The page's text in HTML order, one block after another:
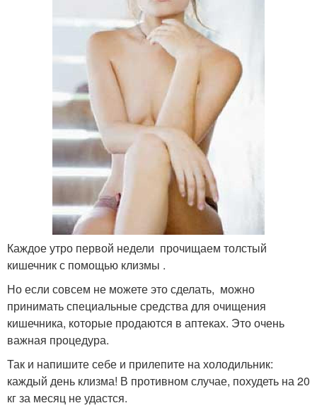
Каждое утро первой недели прочищаем толстый
кишечник с помощью клизмы .
Но если совсем не можете это сделать, можно
принимать специальные средства для очищения
кишечника, которые продаются в аптеках. Это очень
важная процедура.
Так и напишите себе и прилепите на холодильник:
каждый день клизма! В противном случае, похудеть на 20
кг за месяц не удастся.